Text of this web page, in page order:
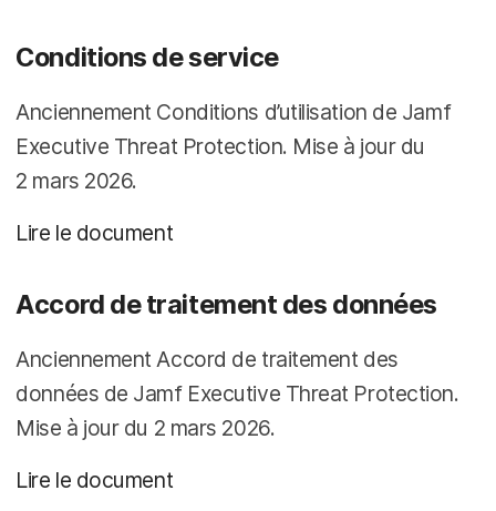
Conditions de service
Anciennement Conditions d’utilisation de Jamf
Executive Threat Protection. Mise à jour du
2 mars 2026.
Lire le document
Accord de traitement des données
Anciennement Accord de traitement des
données de Jamf Executive Threat Protection.
Mise à jour du 2 mars 2026.
Lire le document